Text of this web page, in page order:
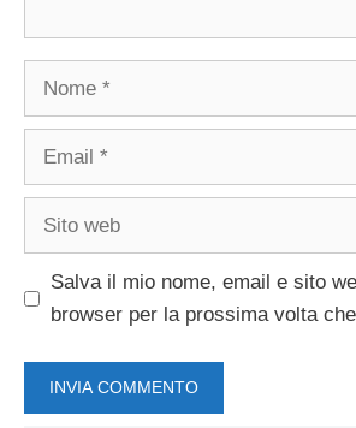
Nome
Email
Sito
Salva il mio nome, email e sito
browser per la prossima volta